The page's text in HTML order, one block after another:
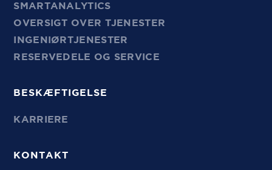
SMARTANALYTICS
OVERSIGT OVER TJENESTER
INGENIØRTJENESTER
RESERVEDELE OG SERVICE
BESKÆFTIGELSE
KARRIERE
KONTAKT